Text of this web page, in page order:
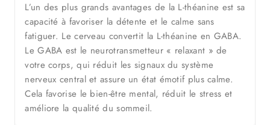
L’un des plus grands avantages de la L-théanine est sa
capacité à favoriser la détente et le calme sans
fatiguer. Le cerveau convertit la L-théanine en GABA.
Le GABA est le neurotransmetteur « relaxant » de
votre corps, qui réduit les signaux du système
nerveux central et assure un état émotif plus calme.
Cela favorise le bien-être mental, réduit le stress et
améliore la qualité du sommeil.